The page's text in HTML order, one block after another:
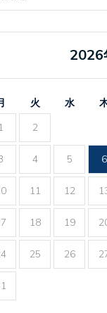
2026
火 水
1
2
4 5 6
11 12
18 19
25 26